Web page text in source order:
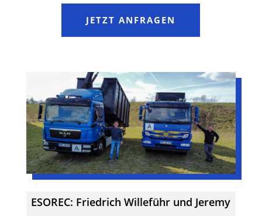
JETZT ANFRAGEN
ESOREC: Friedrich Willeführ und Jeremy